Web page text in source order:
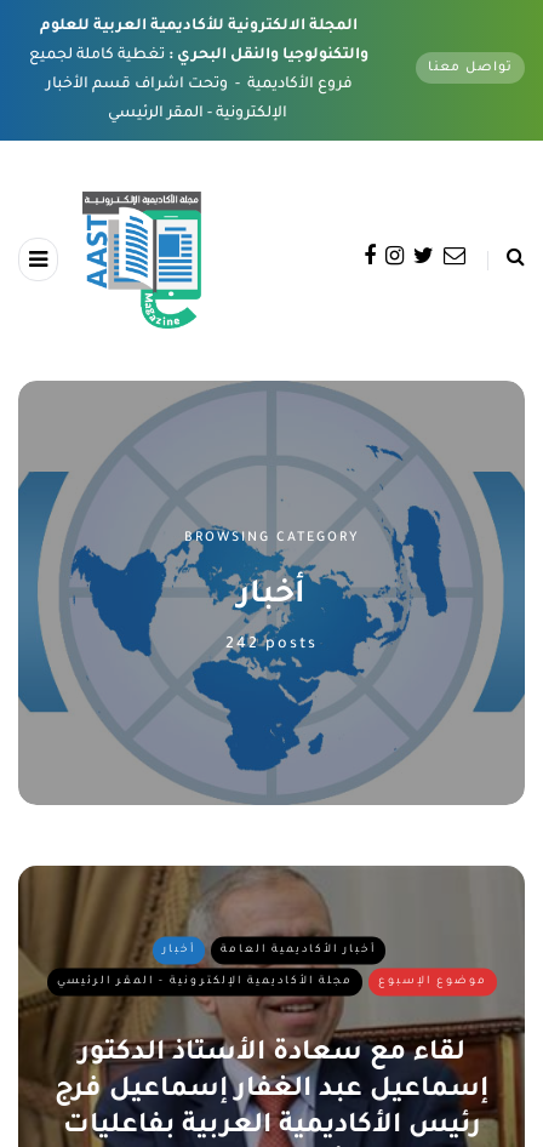
المجلة الالكترونية للأكاديمية العربية للعلوم
والتكنولوجيا والنقل البحري : تغطية كاملة لجميع
فروع الأكاديمية - وتحت اشراف قسم الأخبار
تواصل معنا
BROWSING CATEGORY
أخبار
242 posts
أخبار أخبار الأكاديمية العامة
مجلة الأكاديمية الإلكترونية - المقر الرئيسي موضوع الإسبوع
لقاء مع سعادة الأستاذ الدكتور
إسماعيل عبد الغفار إسماعيل فرج
رئيس الأكاديمية العربية بفاعليات